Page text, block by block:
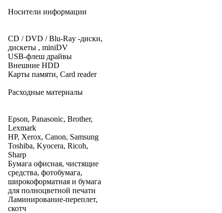
Носители информации
CD / DVD / Blu-Ray -диски,
дискеты , miniDV
USB-флеш драйвы
Внешние HDD
Карты памяти, Card reader
Расходные материалы
Epson, Panasonic, Brother,
Lexmark
HP, Xerox, Canon, Samsung
Toshiba, Kyocera, Ricoh,
Sharp
Бумага офисная, чистящие
средства, фотобумага,
широкоформатная и бумага
для полноцветной печати
Ламинирование-переплет,
скотч